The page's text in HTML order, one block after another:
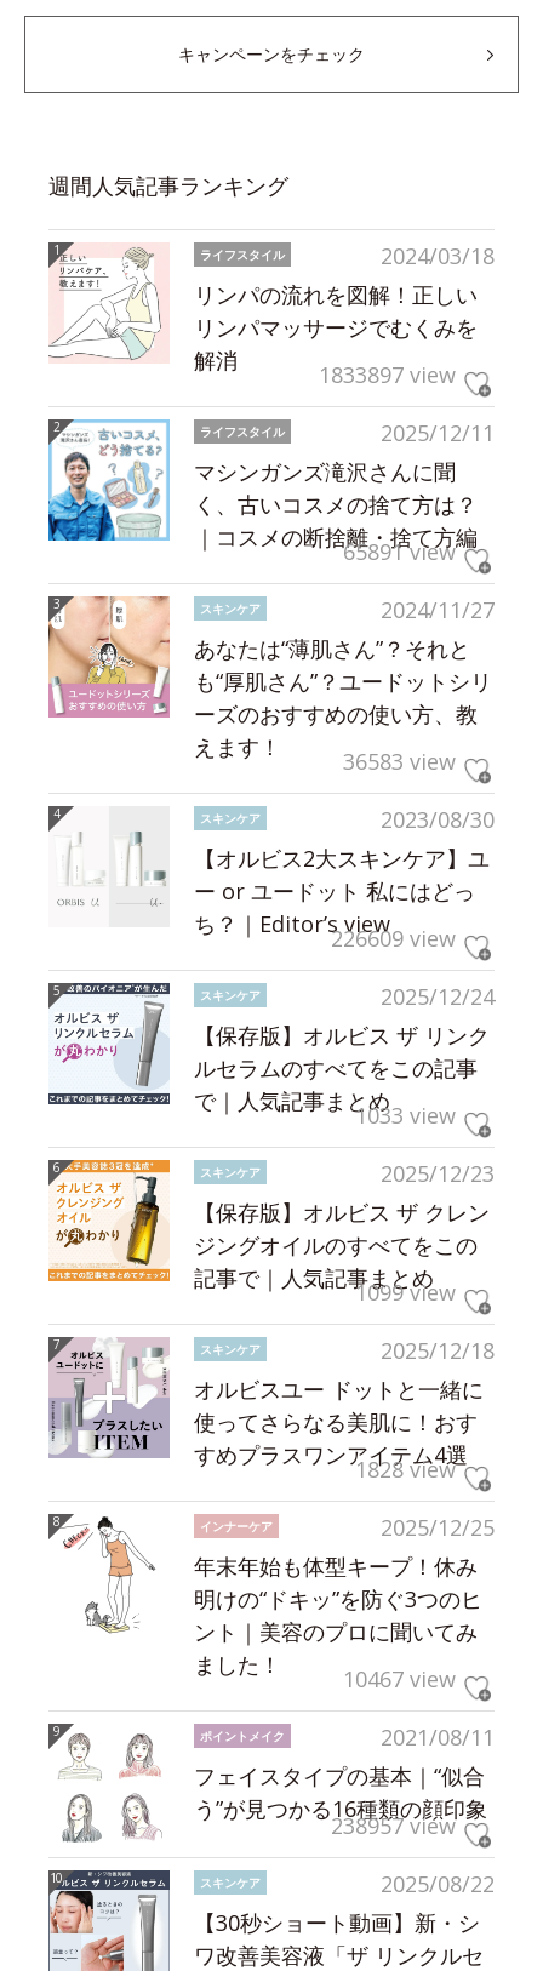
キャンペーンをチェック
週間人気記事ランキング
2024/03/18
ライフスタイル
リンパの流れを図解！正しい
リンパマッサージでむくみを
解消
1833897 view
2025/12/11
ライフスタイル
マシンガンズ滝沢さんに聞
く、古いコスメの捨て方は？
｜コスメの断捨離・捨て方編
65891 view
2024/11/27
スキンケア
あなたは“薄肌さん”？それと
も“厚肌さん”？ユードットシリ
ーズのおすすめの使い方、教
えます！
36583 view
2023/08/30
スキンケア
【オルビス2大スキンケア】ユ
ー or ユードット 私にはどっ
ち？｜Editor’s view226609 view
2025/12/24
スキンケア
【保存版】オルビス ザ リンク
ルセラムのすべてをこの記事
で｜人気記事まとめ1033 view
2025/12/23
スキンケア
【保存版】オルビス ザ クレン
ジングオイルのすべてをこの
記事で｜人気記事まとめ
1099 view
2025/12/18
スキンケア
オルビスユー ドットと一緒に
使ってさらなる美肌に！おす
すめプラスワンアイテム4選
1828 view
2025/12/25
インナーケア
年末年始も体型キープ！休み
明けの“ドキッ”を防ぐ3つのヒ
ント｜美容のプロに聞いてみ
ました！
10467 view
2021/08/11
ポイントメイク
フェイスタイプの基本｜“似合
う”が見つかる16種類の顔印象
238957 view
2025/08/22
スキンケア
【30秒ショート動画】新・シ
ワ改善美容液「ザ リンクルセ